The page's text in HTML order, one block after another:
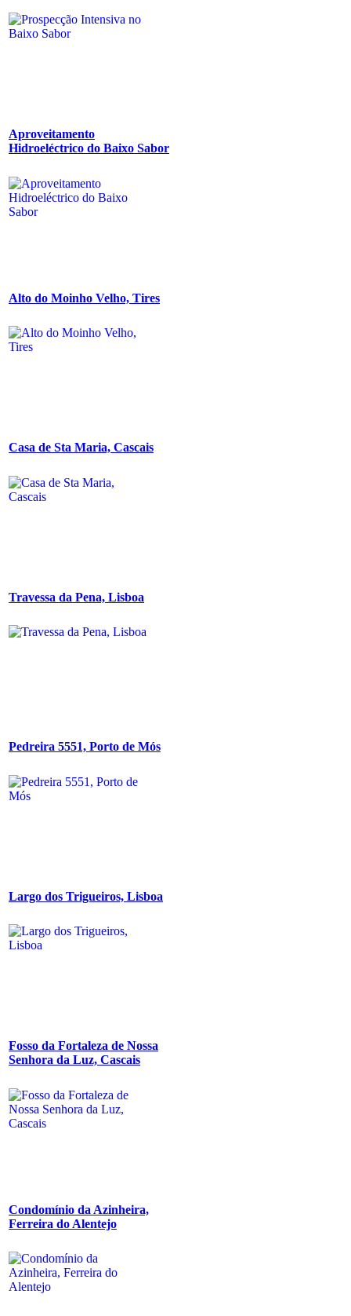
Aproveitamento
Hidroeléctrico do Baixo Sabor
Alto do Moinho Velho, Tires
Casa de Sta Maria, Cascais
Travessa da Pena, Lisboa
Pedreira 5551, Porto de Mós
Largo dos Trigueiros, Lisboa
Fosso da Fortaleza de Nossa
Senhora da Luz, Cascais
Condomínio da Azinheira,
Ferreira do Alentejo